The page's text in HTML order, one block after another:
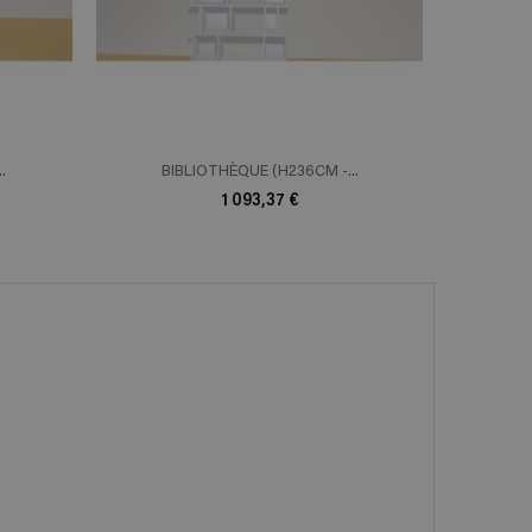
BIBLIOTHÈQUE (H236CM -...
1 093,37 €